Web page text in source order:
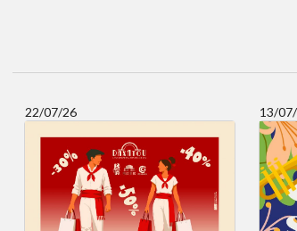
22/07/26 13/